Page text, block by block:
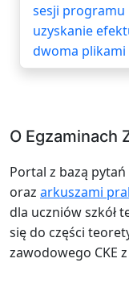
sesji programu
uzyskanie
dwoma
O Egzaminach
Portal z bazą
oraz arkuszami
dla uczniów szkół
się do części
zawodowego CKE